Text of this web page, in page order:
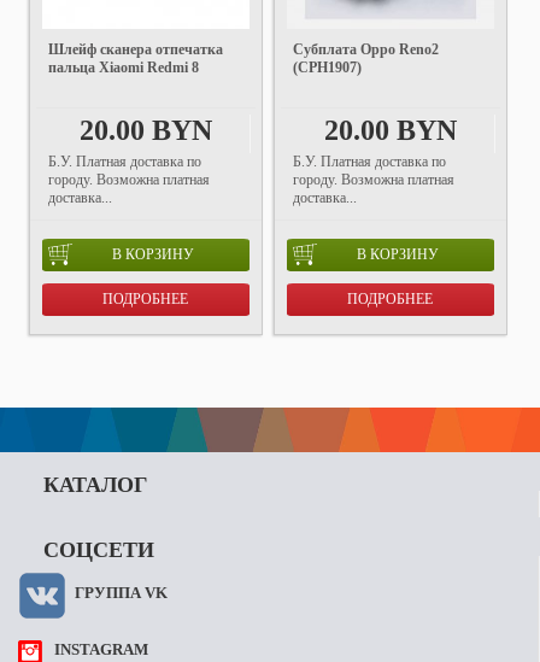
Шлейф сканера отпечатка
пальца Xiaomi Redmi 8
20.00 BYN
Б.У. Платная доставка по
городу. Возможна платная
доставка...
В КОРЗИНУ
ПОДРОБНЕЕ
Субплата Oppo Reno2
(CPH1907)
20.00 BYN
Б.У. Платная доставка по
городу. Возможна платная
доставка...
В КОРЗИНУ
ПОДРОБНЕЕ
КАТАЛОГ
СОЦСЕТИ
ГРУППА VK
INSTAGRAM